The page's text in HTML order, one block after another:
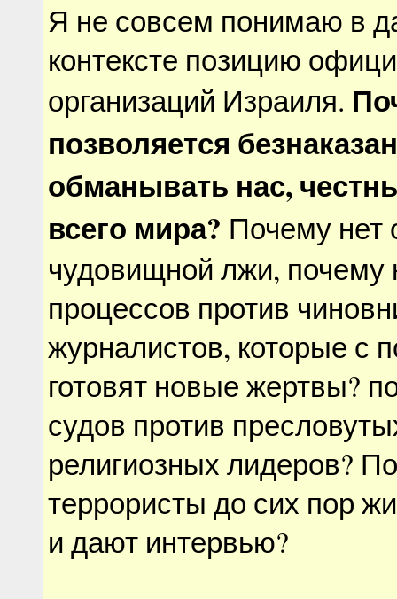
Я не совсем понимаю в
контексте позицию
организаций Израиля.
позволяется
обманывать нас,
всего мира? Почему нет
чудовищной лжи, почему
процессов против
журналистов, которые с
готовят новые жертвы?
судов против
религиозных лидеров?
террористы до сих пор
и дают интервью?